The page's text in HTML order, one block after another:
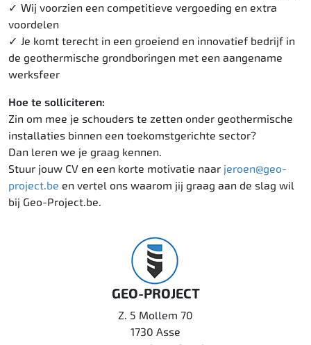
Wij voorzien een competitieve vergoeding en extra
voordelen
Je komt terecht in een groeiend en innovatief bedrijf in
de geothermische grondboringen met een aangename
werksfeer
Hoe te solliciteren:
Zin om mee je schouders te zetten onder geothermische
installaties binnen een toekomstgerichte sector?
Dan leren we je graag kennen.
Stuur jouw CV en een korte motivatie naar jeroen@geo-
project.be en vertel ons waarom jij graag aan de slag wil
bij Geo-Project.be.
GEO-PROJECT
Z. 5 Mollem 70
1730 Asse